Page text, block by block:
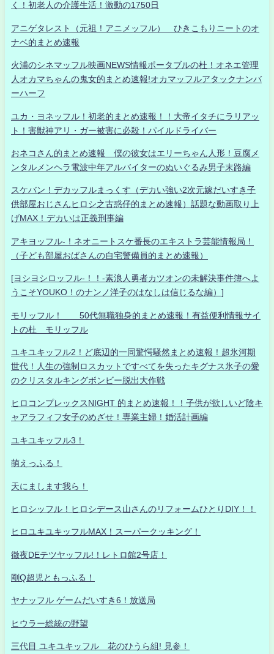
く！初老人の介護生活！激動の1750日
アニゲタレスト（元祖！アニメッフル） ひきこもりニートのオ
ナベ的まとめ速報
火浦のシネマッフル映画NEWS情報ポータブルの杜！オネエ管理
人オカマちゃんの鬼女的まとめ速報!オカマッフルアタックナンバ
ーハーフ
ユカ・ヨネッフル！初老的まとめ速報！！大帝イタチにラリアッ
ト！害獣神アリ・ガー被害に必殺！パイルドライバー
おネコさん的まとめ速報 僕の彼女はエリーちゃん人形！豆腐メ
ンタルメンヘラ電波中年アルバイターのぬいぐるみ男子末路編
スケバン！デカッフルまっくす（デカい強い2次元嫁だいすき子
供部屋おじさんヒロシ之古惑仔的まとめ速報）話題な動画取り上
げMAX！デカいは正義刑事編
アキヨッフル-！ネオニートスケ番長のエキストラ芸能情報局！
（子ども部屋おばさんの自宅警備員的まとめ速報）
[ヨシヨシロッフル-！！-素浪人勇者カツオンの未解決事件簿へよ
うこそYOUKO！のナンノ洋子のはなしは信じるな編）]
モリッフル！ 50代無職独身的まとめ速報！有益便利情報サイ
トの杜 モリッフル
ユキユキッフル2！ど底辺的一同驚愕騒然まとめ速報！超氷河期
世代！人生の強制ロスカットですべてを失ったキグナス氷子の愛
のクリスタルキングボンビー脱出大作戦
ヒロコンプレックスNIGHT 的まとめ速報！！子供が欲しいど陰キ
ャアラフィフ女子のめざせ！専業主婦！婚活計画編
ユキユキッフル3！
萌えっふる！
天にまします我ら！
ヒロシッフル！ヒロシデース山さんのリフォームひとりDIY！！
ヒロユキユキッフルMAX！スーパークッキング！
徹夜DEテツヤッフル!！レトロ館2号店！
剛Q超児ともっふる！
ヤナッフル ゲームだいすき6！放送局
ヒウラー総統の野望
三代目 ユキユキッフル 花のひうら組! 見参！